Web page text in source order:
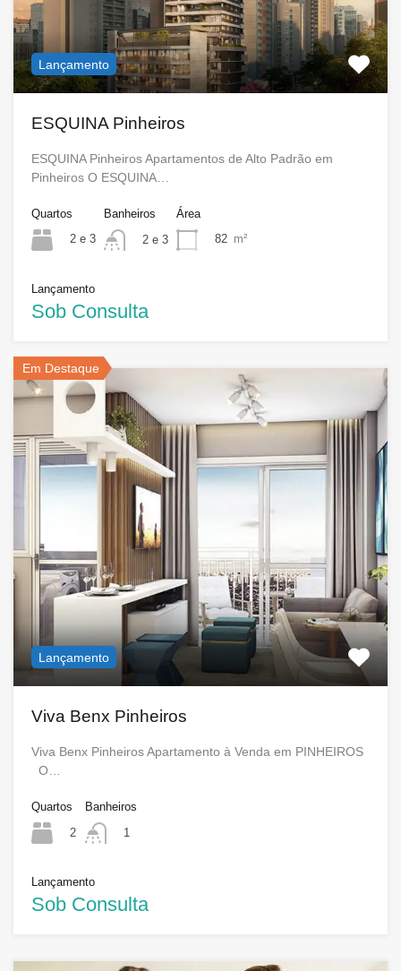
Lançamento
ESQUINA Pinheiros
ESQUINA Pinheiros Apartamentos de Alto Padrão em
Pinheiros O ESQUINA…
Quartos
2 e 3
Banheiros
2 e 3
Área
82 m²
Lançamento
Sob Consulta
Em Destaque
Lançamento
Viva Benx Pinheiros
Viva Benx Pinheiros Apartamento à Venda em PINHEIROS
O…
Quartos
2
Banheiros
1
Lançamento
Sob Consulta